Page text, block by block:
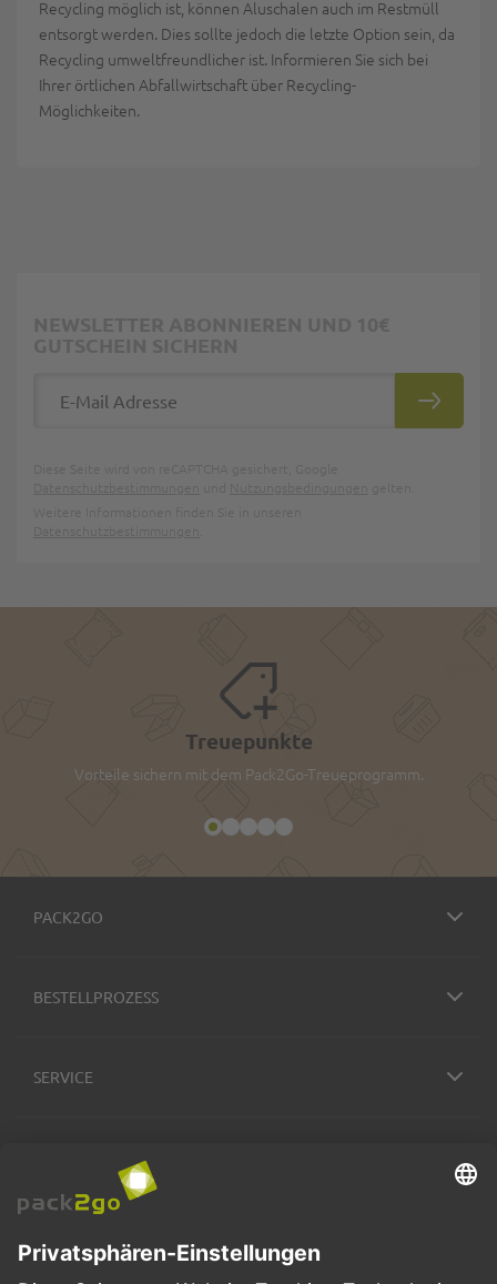
Recycling möglich ist, können Aluschalen auch im Restmüll
entsorgt werden. Dies sollte jedoch die letzte Option sein, da
Recycling umweltfreundlicher ist. Informieren Sie sich bei
Ihrer örtlichen Abfallwirtschaft über Recycling-
Möglichkeiten.
Treuepunkte
Vorteile sichern mit dem Pack2Go-Treueprogramm.
PACK2GO
BESTELLPROZESS
SERVICE